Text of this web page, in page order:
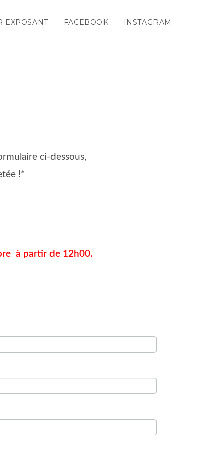
EXPOSANT FACEBOOK INSTAGRAM
ci-dessous,
!*
à partir de 12h00.